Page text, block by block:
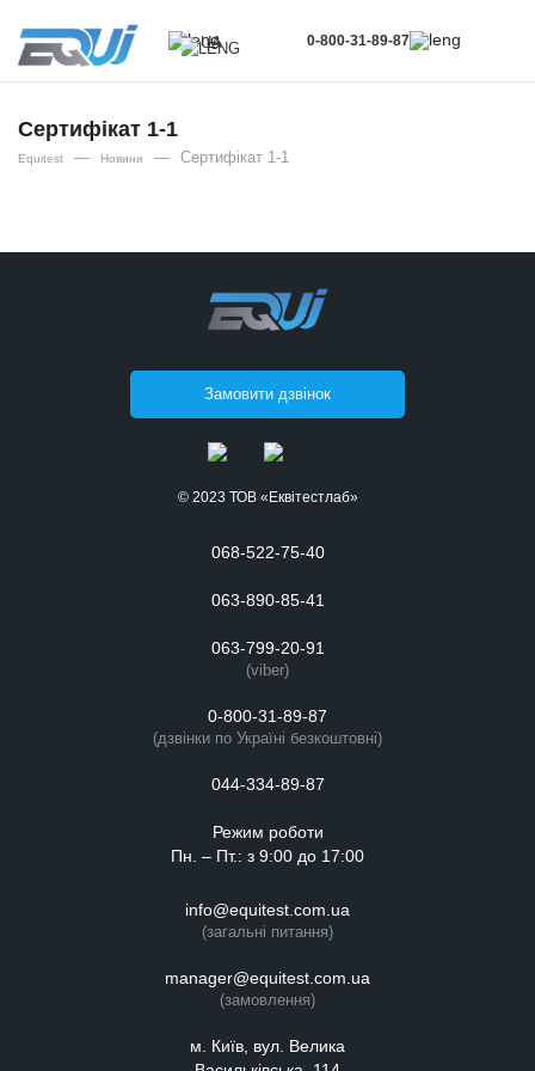
UA
RU
0-800-31-89-87
Сертифікат 1-1
Equitest — Новини — Сертифікат 1-1
Замовити дзвінок
© 2023 ТОВ «Еквітестлаб»
068-522-75-40
063-890-85-41
063-799-20-91
(viber)
0-800-31-89-87
(дзвінки по Україні безкоштовні)
044-334-89-87
Режим роботи
Пн. – Пт.: з 9:00 до 17:00
info@equitest.com.ua
(загальні питання)
manager@equitest.com.ua
(замовлення)
м. Київ, вул. Велика